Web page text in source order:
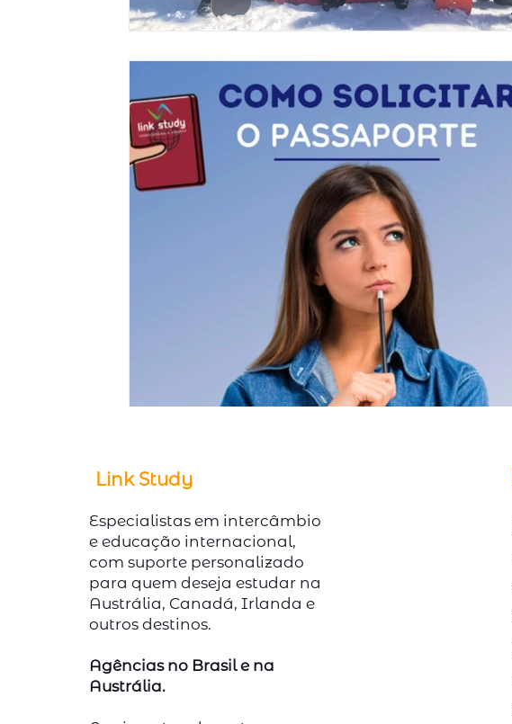
Link Study
Especialistas em intercâmbio
e educação internacional,
com suporte personalizado
para quem deseja estudar na
Austrália, Canadá, Irlanda e
outros destinos.
Agências no Brasil e na
Austrália.